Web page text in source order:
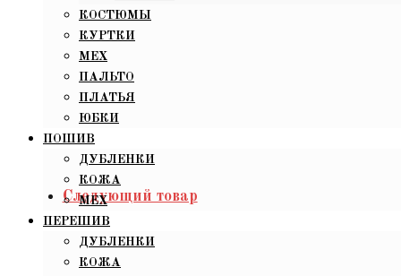
КОСТЮМЫ
КУРТКИ
МЕХ
ПАЛЬТО
ПЛАТЬЯ
ЮБКИ
ПОШИВ
ДУБЛЕНКИ
КОЖА
МЕХ
ПЕРЕШИВ
ДУБЛЕНКИ
КОЖА
Следующий товар